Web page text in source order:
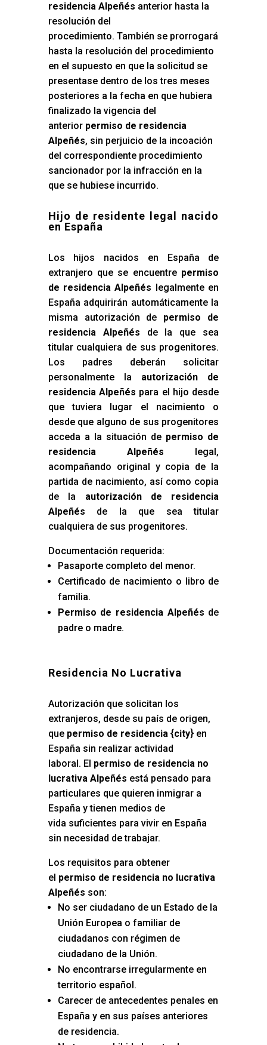
residencia Alpeñés anterior hasta la
resolución del
procedimiento. También se prorrogará
hasta la resolución del procedimiento
en el supuesto en que la solicitud se
presentase dentro de los tres meses
posteriores a la fecha en que hubiera
finalizado la vigencia del
anterior permiso de residencia
Alpeñés, sin perjuicio de la incoación
del correspondiente procedimiento
sancionador por la infracción en la
que se hubiese incurrido.
Hijo de residente legal nacido
en España
Los hijos nacidos en España de
extranjero que se encuentre permiso
de residencia Alpeñés legalmente en
España adquirirán automáticamente la
misma autorización de permiso de
residencia Alpeñés de la que sea
titular cualquiera de sus progenitores.
Los padres deberán solicitar
personalmente la autorización de
residencia Alpeñés para el hijo desde
que tuviera lugar el nacimiento o
desde que alguno de sus progenitores
acceda a la situación de permiso de
residencia Alpeñés legal,
acompañando original y copia de la
partida de nacimiento, así como copia
de la autorización de residencia
Alpeñés de la que sea titular
cualquiera de sus progenitores.
Documentación requerida:
Pasaporte completo del menor.
Certificado de nacimiento o libro de
familia.
Permiso de residencia Alpeñés de
padre o madre.
Residencia No Lucrativa
Autorización que solicitan los
extranjeros, desde su país de origen,
que permiso de residencia {city} en
España sin realizar actividad
laboral. El permiso de residencia no
lucrativa Alpeñés está pensado para
particulares que quieren inmigrar a
España y tienen medios de
vida suficientes para vivir en España
sin necesidad de trabajar.
Los requisitos para obtener
el permiso de residencia no lucrativa
Alpeñés son:
No ser ciudadano de un Estado de la
Unión Europea o familiar de
ciudadanos con régimen de
ciudadano de la Unión.
No encontrarse irregularmente en
territorio español.
Carecer de antecedentes penales en
España y en sus países anteriores
de residencia.